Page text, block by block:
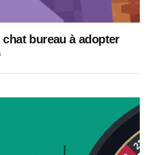
bureau à adopter